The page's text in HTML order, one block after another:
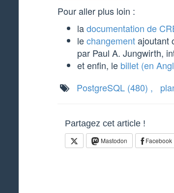
Pour aller plus loin :
ladocumentation de
lechangementajoutant
par Paul A. Jungwirth,
et enfin, le billet (en
PostgreSQL (480) ,
Partagez cet article !
Mastodon Facebook